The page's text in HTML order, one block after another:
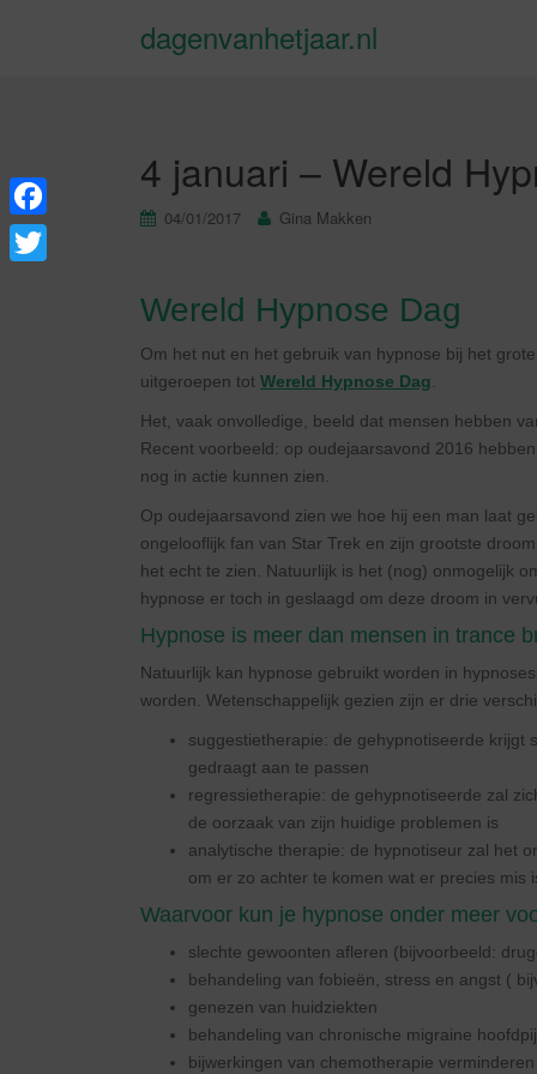
dagenvanhetjaar.nl
4 januari – Wereld
04/01/2017 Gina Makken
Wereld Hypnose Dag
Om het nut en het gebruik van hypnose bij het
uitgeroepen tot Wereld Hypnose Dag
Het, vaak onvolledige, beeld dat mensen hebben
Recent voorbeeld: op oudejaarsavond 2016
nog in actie kunnen zien.
Op oudejaarsavond zien we hoe hij een man laat
ongelooflijk fan van Star Trek en zijn grootste
het echt te zien. Natuurlijk is het (nog) onmogelijk
hypnose er toch in geslaagd om deze droom in
Hypnose is meer dan mensen in trance
Natuurlijk kan hypnose gebruikt worden in
worden. Wetenschappelijk gezien zijn er drie
suggestietherapie: de gehypnotiseerde krijgt
gedraagt aan te passen
regressietherapie: de gehypnotiseerde zal
de oorzaak van zijn huidige problemen is
analytische therapie: de hypnotiseur zal het
om er zo achter te komen wat er precies mis
Waarvoor kun je hypnose onder meer
slechte gewoonten afleren (bijvoorbeeld:
behandeling van fobieën, stress en angst (
genezen van huidziekten
behandeling van chronische migraine
bijwerkingen van chemotherapie verminderen
F